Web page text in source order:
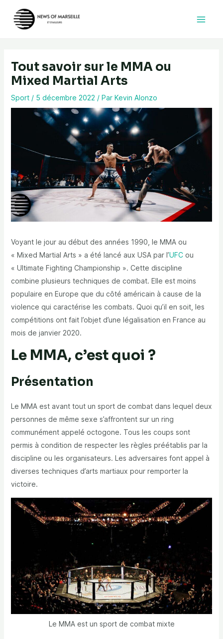
contenu
Tout savoir sur le MMA ou
Mixed Martial Arts
Sport/ 5 décembre 2022 / Par Kevin Alonzo
Voyant le jour au début des années 1990, le MMA ou
« Mixed Martial Arts » a été lancé aux USA par l’UFCou
« Ultimate Fighting Championship ». Cette discipline
combine plusieurs techniques de combat. Elle est moins
populaire en Europe que du côté américain à cause de la
violence qui caractérise les combats. Quoi qu’il en soit, les
compétitions ont fait l’objet d’une légalisation en France au
mois de janvier 2020.
Le MMA, c’est quoi ?
Présentation
Le MMA est avant tout un sport de combat dans lequel deux
personnes de même sexe s’affrontent sur un ring
communément appelé octogone. Tous les coups sont
permis à condition de respecter les règles préétablis par la
discipline ou les organisateurs. Les adversaires font appel à
diverses techniques d’arts martiaux pour remporter la
victoire.
Le MMA est un sport de combat mixte